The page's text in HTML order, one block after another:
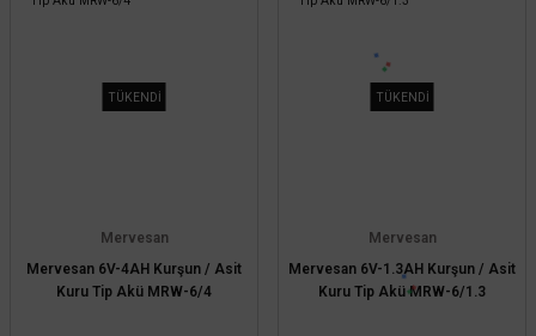
TÜKENDİ
Mervesan
Mervesan 6V-4AH Kurşun / Asit
Kuru Tip Akü MRW-6/4
TÜKENDİ
Mervesan
Mervesan 6V-1.3AH Kurşun / Asit
Kuru Tip Akü MRW-6/1.3